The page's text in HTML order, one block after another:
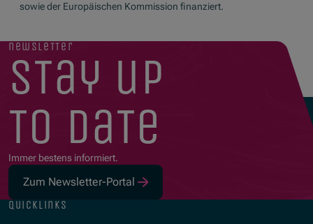
sowie der Europäischen Kommission finanziert.
newsletter
stay up
to date
Immer bestens informiert.
Zum Newsletter-Portal
quicklinks